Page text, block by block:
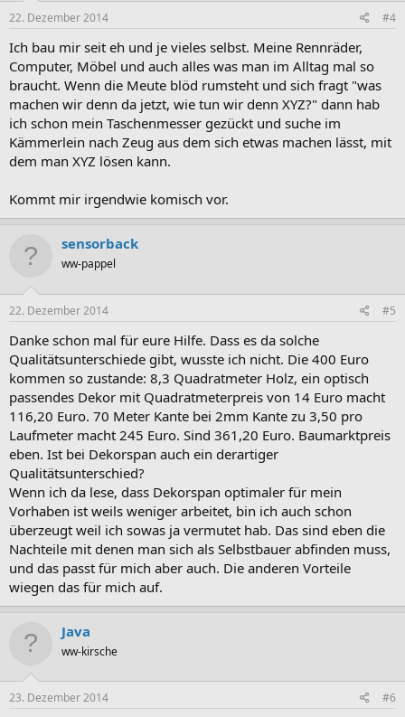
22. Dezember 2014 #4
Ich bau mir seit eh und je vieles selbst. Meine Rennräder,
Computer, Möbel und auch alles was man im Alltag mal so
braucht. Wenn die Meute blöd rumsteht und sich fragt "was
machen wir denn da jetzt, wie tun wir denn XYZ?" dann hab
ich schon mein Taschenmesser gezückt und suche im
Kämmerlein nach Zeug aus dem sich etwas machen lässt, mit
dem man XYZ lösen kann.
Kommt mir irgendwie komisch vor.
sensorback
ww-pappel
22. Dezember 2014 #5
Danke schon mal für eure Hilfe. Dass es da solche
Qualitätsunterschiede gibt, wusste ich nicht. Die 400 Euro
kommen so zustande: 8,3 Quadratmeter Holz, ein optisch
passendes Dekor mit Quadratmeterpreis von 14 Euro macht
116,20 Euro. 70 Meter Kante bei 2mm Kante zu 3,50 pro
Laufmeter macht 245 Euro. Sind 361,20 Euro. Baumarktpreis
eben. Ist bei Dekorspan auch ein derartiger
Qualitätsunterschied?
Wenn ich da lese, dass Dekorspan optimaler für mein
Vorhaben ist weils weniger arbeitet, bin ich auch schon
überzeugt weil ich sowas ja vermutet hab. Das sind eben die
Nachteile mit denen man sich als Selbstbauer abfinden muss,
und das passt für mich aber auch. Die anderen Vorteile
wiegen das für mich auf.
Java
ww-kirsche
23. Dezember 2014 #6